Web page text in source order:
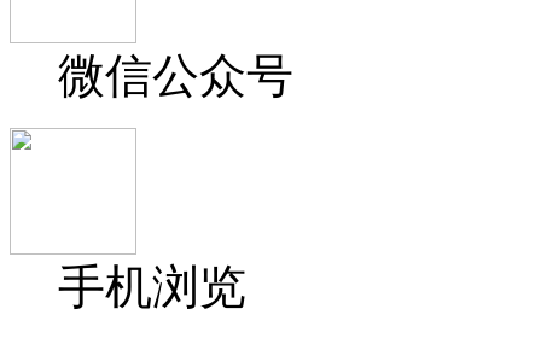
微信公众号
手机浏览